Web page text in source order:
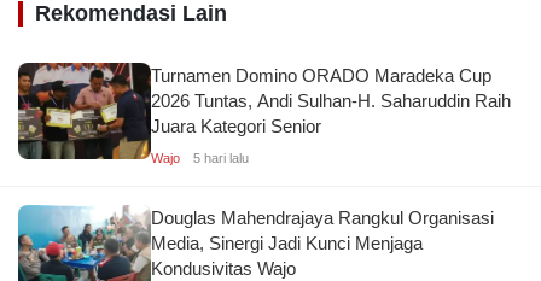
Rekomendasi Lain
Turnamen Domino ORADO Maradeka Cup
2026 Tuntas, Andi Sulhan-H. Saharuddin Raih
Juara Kategori Senior
Wajo 5 hari lalu
Douglas Mahendrajaya Rangkul Organisasi
Media, Sinergi Jadi Kunci Menjaga
Kondusivitas Wajo